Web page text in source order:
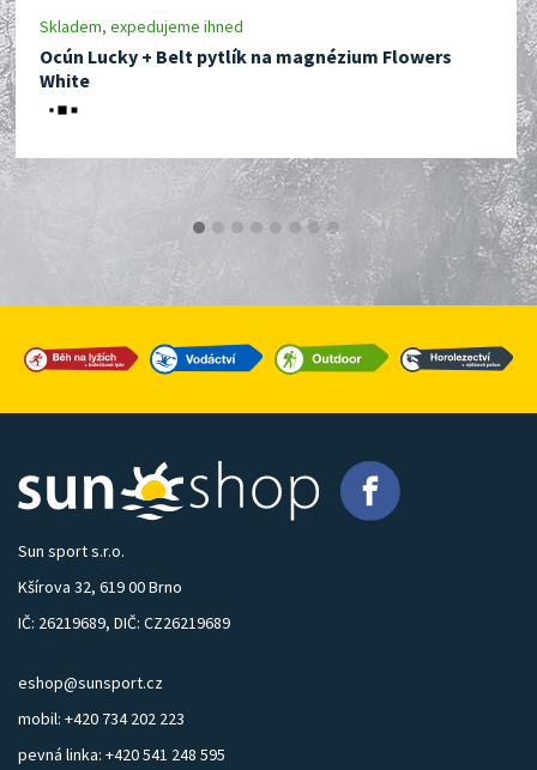
Skladem, expedujeme ihned
Ocún Lucky + Belt pytlík na magnézium Flowers
White
Sun sport s.r.o.
Kšírova 32, 619 00 Brno
IČ: 26219689, DIČ: CZ26219689
eshop@sunsport.cz
mobil: +420 734 202 223
pevná linka: +420 541 248 595